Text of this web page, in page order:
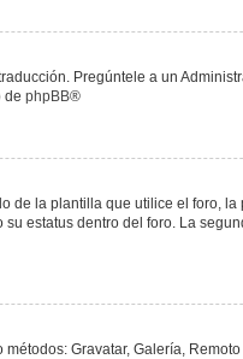
Pregúntele a un
de phpBB®
la plantilla que utilice el foro,
estatus dentro del foro. La
Gravatar, Galería,